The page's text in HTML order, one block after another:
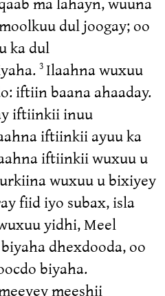
dul joogay; oo
ka dul
3 Ilaahna wuxuu
iftiin baana ahaaday.
iftiinkii inuu
iftiinkii ayuu ka
iftiinkii wuxuu u
wuxuu u bixiyey
fiid iyo subax, isla
yidhi, Meel
dhexdooda, oo
biyaha.
meeshii